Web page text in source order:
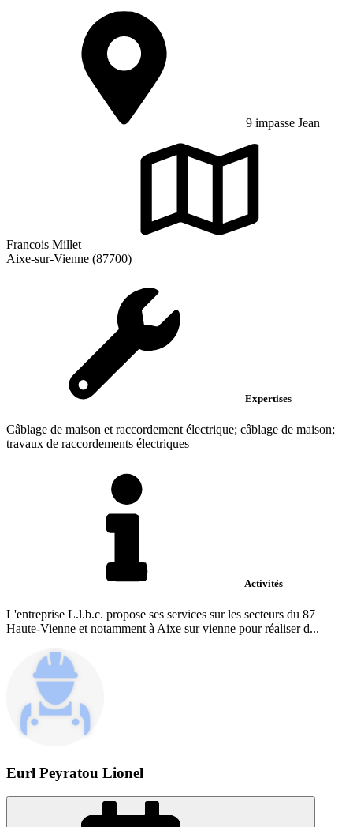
9 impasse Jean
Francois Millet
Aixe-sur-Vienne (87700)
Expertises
Câblage de maison et raccordement électrique; câblage de maison;
travaux de raccordements électriques
Activités
L'entreprise L.l.b.c. propose ses services sur les secteurs du 87
Haute-Vienne et notamment à Aixe sur vienne pour réaliser d...
Eurl Peyratou Lionel